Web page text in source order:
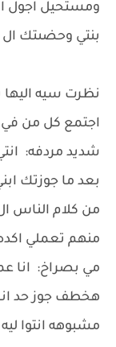
ومستحيل اجول
بنتي وحضىتك ال
نظرت سيه
اجتمع كل من
شديد مردفه:
بعد ما جوزتك
من كلام الناس
منهم تعملي
مي بصراخ: انا
هخطف جوز حد
مشبوهه انتوا